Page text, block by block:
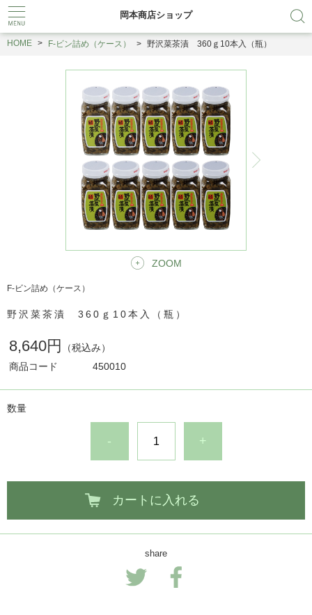
岡本商店ショップ
HOME F-ビン詰め（ケース） 野沢菜茶漬 360ｇ10本入（瓶）
ZOOM
F-ビン詰め（ケース）
野沢菜茶漬 360ｇ10本入（瓶）
8,640円
（税込み）
商品コード
450010
数量
- +
カートに入れる
share